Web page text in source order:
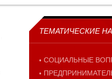
ТЕМАТИЧЕСКИЕ
СОЦИАЛЬНЫЕ